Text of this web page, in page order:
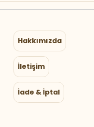
Hakkımızda
İletişim
İade & İptal